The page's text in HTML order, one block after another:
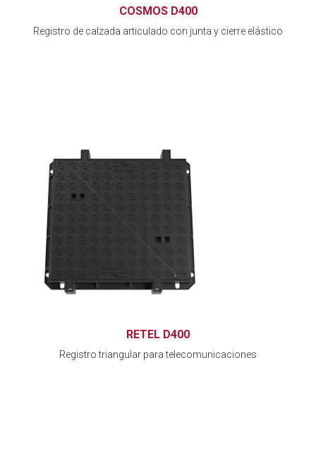
COSMOS D400
Registro de calzada articulado con junta y cierre elástico
RETEL D400
Registro triangular para telecomunicaciones